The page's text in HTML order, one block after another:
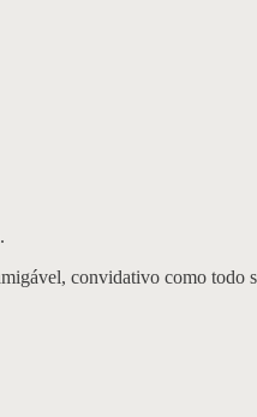
convidativo como todo